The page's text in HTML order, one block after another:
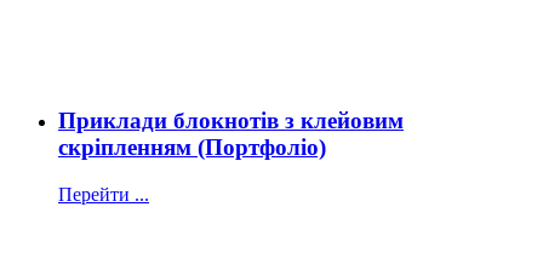
Приклади блокнотів з клейовим
скріпленням (Портфоліо)
Перейти ...